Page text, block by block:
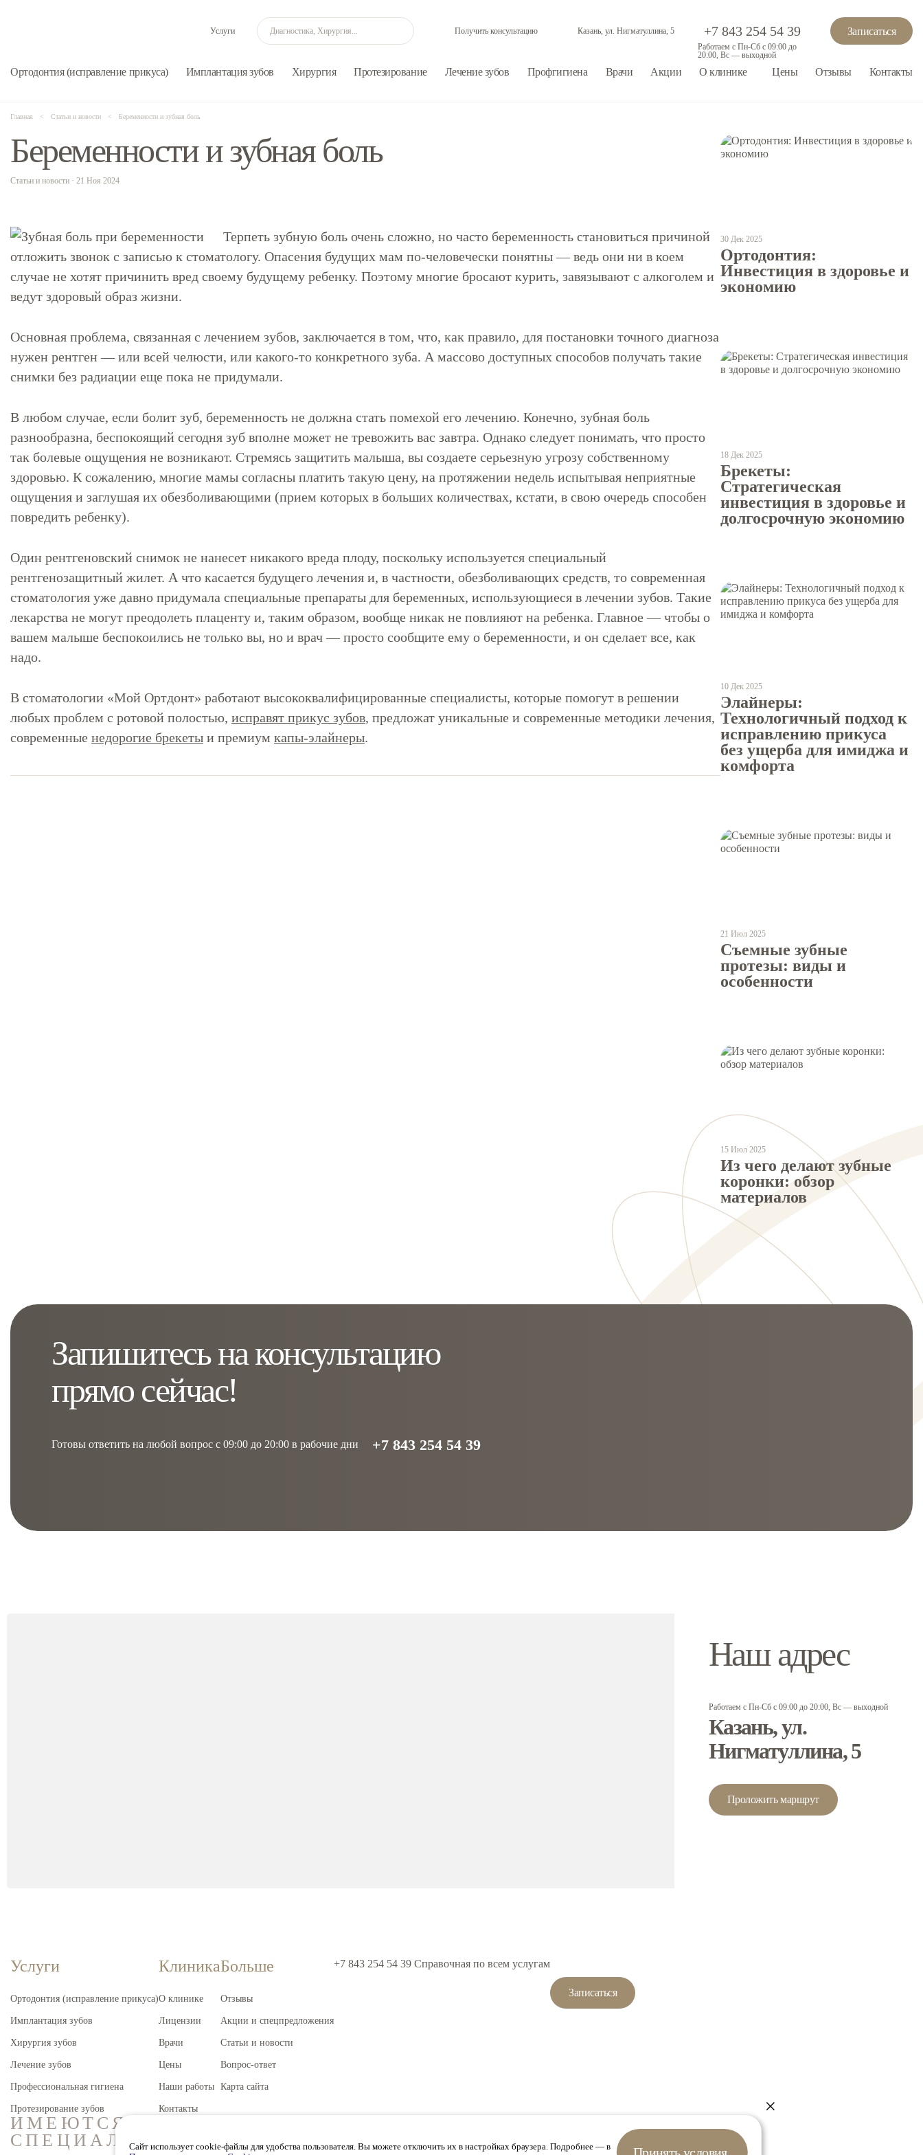
Услуги Получить консультацию Казань, ул. Нигматуллина, 5 +7 843 254 54 39
Работаем с Пн-Сб с 09:00 до
20:00, Вс — выходной
Записаться
Ортодонтия (исправление прикуса) Имплантация зубов Хирургия Протезирование Лечение зубов Профгигиена Врачи Акции О клинике Цены Отзывы Контакты
Главная Статьи и новости Беременности и зубная боль
Беременности и зубная боль
Статьи и новости · 21 Ноя 2024
Терпеть зубную боль очень сложно, но часто беременность становиться причиной
отложить звонок с записью к стоматологу. Опасения будущих мам по-человечески понятны — ведь они ни в коем
случае не хотят причинить вред своему будущему ребенку. Поэтому многие бросают курить, завязывают с алкоголем и
ведут здоровый образ жизни.
Основная проблема, связанная с лечением зубов, заключается в том, что, как правило, для постановки точного диагноза
нужен рентген — или всей челюсти, или какого-то конкретного зуба. А массово доступных способов получать такие
снимки без радиации еще пока не придумали.
В любом случае, если болит зуб, беременность не должна стать помехой его лечению. Конечно, зубная боль
разнообразна, беспокоящий сегодня зуб вполне может не тревожить вас завтра. Однако следует понимать, что просто
так болевые ощущения не возникают. Стремясь защитить малыша, вы создаете серьезную угрозу собственному
здоровью. К сожалению, многие мамы согласны платить такую цену, на протяжении недель испытывая неприятные
ощущения и заглушая их обезболивающими (прием которых в больших количествах, кстати, в свою очередь способен
повредить ребенку).
Один рентгеновский снимок не нанесет никакого вреда плоду, поскольку используется специальный
рентгенозащитный жилет. А что касается будущего лечения и, в частности, обезболивающих средств, то современная
стоматология уже давно придумала специальные препараты для беременных, использующиеся в лечении зубов. Такие
лекарства не могут преодолеть плаценту и, таким образом, вообще никак не повлияют на ребенка. Главное — чтобы о
вашем малыше беспокоились не только вы, но и врач — просто сообщите ему о беременности, и он сделает все, как
надо.
В стоматологии «Мой Ортдонт» работают высококвалифицированные специалисты, которые помогут в решении
любых проблем с ротовой полостью, исправят прикус зубов, предложат уникальные и современные методики лечения,
современные недорогие брекеты и премиум капы-элайнеры.
30 Дек 2025
Ортодонтия:
Инвестиция в здоровье и
экономию
18 Дек 2025
Брекеты:
Стратегическая
инвестиция в здоровье и
долгосрочную экономию
10 Дек 2025
Элайнеры:
Технологичный подход к
исправлению прикуса
без ущерба для имиджа и
комфорта
21 Июл 2025
Съемные зубные
протезы: виды и
особенности
15 Июл 2025
Из чего делают зубные
коронки: обзор
материалов
Запишитесь на консультацию
прямо сейчас!
Готовы ответить на любой вопрос с 09:00 до 20:00 в рабочие дни +7 843 254 54 39
Наш адрес
Работаем с Пн-Сб с 09:00 до 20:00, Вс — выходной
Казань, ул.
Нигматуллина, 5
Проложить маршрут
Услуги
Ортодонтия (исправление прикуса)
Имплантация зубов
Хирургия зубов
Лечение зубов
Профессиональная гигиена
Протезирование зубов
Клиника
О клинике
Лицензии
Врачи
Цены
Наши работы
Контакты
Больше
Отзывы
Акции и спецпредложения
Статьи и новости
Вопрос-ответ
Карта сайта
+7 843 254 54 39 Cправочная по всем услугам
Записаться
ИМЕЮТСЯ ПРОТИВОПОКАЗАНИЯ, НЕОБХОДИМА КОНСУЛЬТАЦИЯ
СПЕЦИАЛИСТАСайт использует cookie-файлы для удобства пользователя. Вы можете отключить их в настройках браузера. Подробнее — в
Принять условия